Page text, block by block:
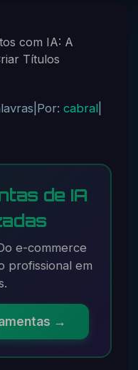
com IA: A
Títulos
Por: cabral|
de IA
e-commerce
profissional em
→